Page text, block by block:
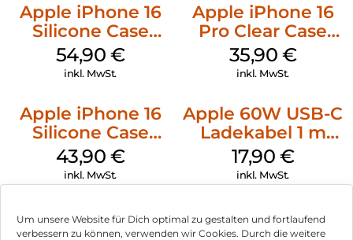
Um unsere Website für Dich optimal zu gestalten und fortlaufend
verbessern zu können, verwenden wir Cookies. Durch die weitere
Apple iPhone 16
Silicone Case
MagSafe Black
54,90 €
inkl. MwSt.
Apple iPhone 16
Pro Clear Case
MagSafe
Transparent
35,90 €
inkl. MwSt.
Apple iPhone 16
Silicone Case
MagSafe Plum
43,90 €
inkl. MwSt.
Apple 60W USB-C
Ladekabel 1 m
Weiß
17,90 €
inkl. MwSt.